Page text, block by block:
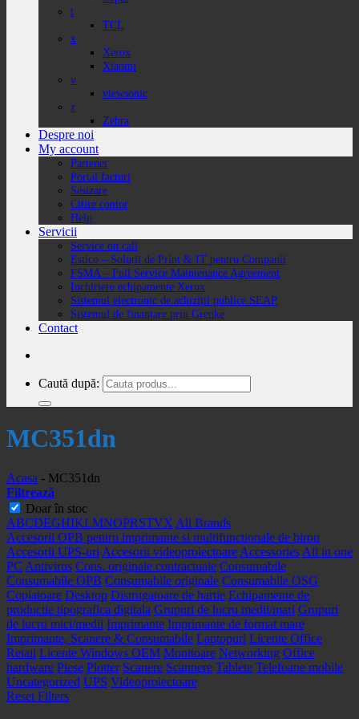
t
TCL
x
Xerox
Xiaomi
v
viewsonic
z
Zebra
Despre noi
My account
Partener
Portal facturi
Sesizare
Citire contor
Help
Servicii
Service on call
Estico – Soluții de Print & IT pentru Companii
FSMA – Full Service Maintenance Agreement
Inchiriere echipamente Xerox
Sistemul electronic de achiziții publice SEAP
Sistemul de finanțare prin Grenke
Contact
Caută după:
MC351dn
Acasa - MC351dn
Filtrează
Doar în stoc
ABCDEGHIKLMNOPRSTVX All Brands
Accesorii OPB pentru imprimante si multifunctionale de birou
Accesorii UPS-uri Accesorii videoproiectoare Accessories All in one
PC Antivirus Cons. originale contractuale Consumabile
Consumabile OPB Consumabile originale Consumabile OSG
Copiatoare Desktop Distrugatoare de hartie Echipamente de
productie tipografica digitala Grupuri de lucru medii/mari Grupuri
de lucru mici/medii Imprimante Imprimante de format mare
Imprimante, Scanere & Consumabile Laptopuri Licente Office
Retail Licente Windows OEM Monitoare Networking Office
hardware Piese Plotter Scanere Scannere Tablete Telefoane mobile
Uncategorized UPS Videoproiectoare
Reset Filters